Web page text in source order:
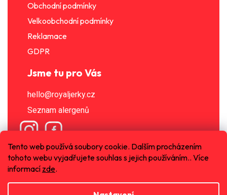
Tento web používá soubory cookie. Dalším procházením
tohoto webu vyjadřujete souhlas s jejich používáním.. Více
informací zde.
Obchodní podmínky
Velkoobchodní podmínky
Reklamace
GDPR
Jsme tu pro Vás
hello@royaljerky.cz
Seznam alergenů
Získej slevu 15 % na první nákup u nás!
Chci slevu